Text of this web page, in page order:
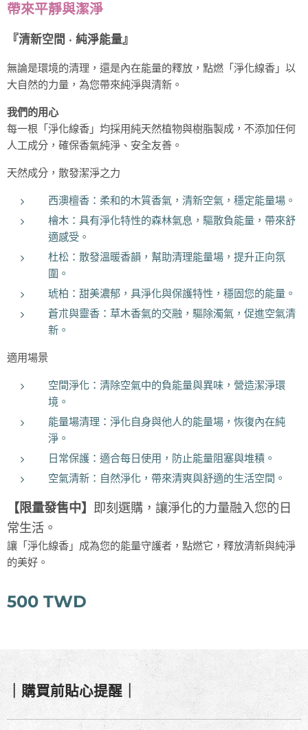
帶來平靜與潔淨
『清新空間 · 純淨能量』
無論是環境的清理，還是內在能量的釋放，點燃「淨化線香」以
大自然的力量，為您帶來純淨與清新。
我們的用心
每一根「淨化線香」均採用純天然植物與樹脂製成，不添加任何
人工成分，確保香氣純淨、安全友善。
天然成分，散發潔淨之力
西澳檀香：柔和的木質香氣，清新空氣，穩定能量場。
檜木：具有淨化特性的森林氣息，驅散負能量，帶來舒
適感受。
杜松：散發溫暖香韻，幫助清理能量場，提升正向氛
圍。
琥柏：甜美濃郁，具淨化與保護特性，穩固您的能量。
蒼朮與靈香：草木香氣的交融，驅除濁氣，促進空氣清
新。
適用場景
空間淨化：清除空氣中的負能量與異味，營造潔淨環
境。
能量場清理：淨化自身與他人的能量場，恢復內在純
淨。
日常保護：適合每日使用，防止能量阻塞與堆積。
空氣清新：自然淨化，帶來清爽與舒適的生活空間。
【限量發售中】 即刻選購，讓淨化的力量融入您的日
常生活。
讓「淨化線香」成為您的能量守護者，點燃它，釋放清新與純淨
的美好。
500 TWD
｜購買前貼心提醒｜